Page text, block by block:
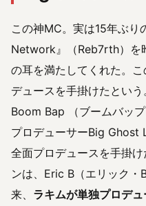
この神MC。実は15年ぶり
Network』（Reb7rth）を
の耳を満たしてくれた。
デュースを手掛けたとい
Boom Bap （ブームバッ
プロデューサーBig Ghost
全面プロデュースを手掛
ンは、Eric B（エリック・
来、 ラキムが単独プロデ